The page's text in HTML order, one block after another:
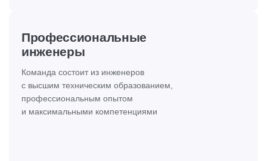
Профессиональные
инженеры
Команда состоит из инженеров
с высшим техническим образованием,
профессиональным опытом
и максимальными компетенциями